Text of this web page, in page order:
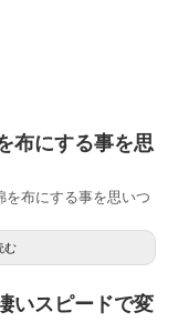
布にする事を思
を布にする事を思いつ
む
いスピードで変